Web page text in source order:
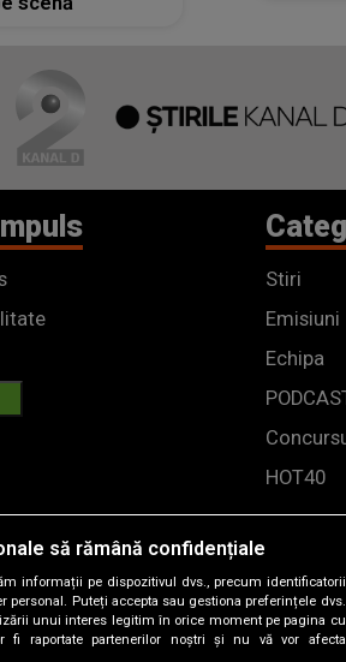
Stiri
Emisiuni
Echipa
HOT40
să rămână confidențiale
informații pe dispozitivul dvs., precum identificatorii
personal. Puteți accepta sau gestiona preferințele dvs.
unui interes legitim în orice moment pe pagina cu
fi raportate partenerilor noștri și nu vă vor afecta